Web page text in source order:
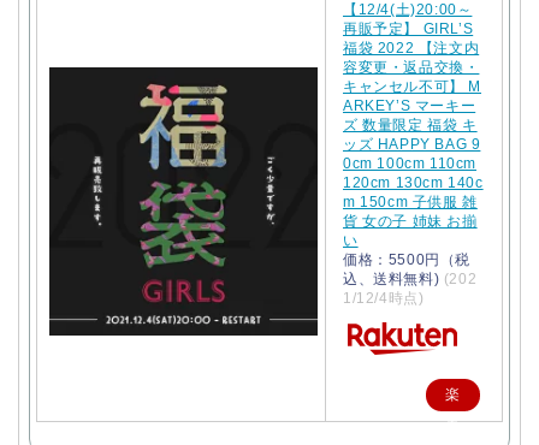
【12/4(土)20:00～
再販予定】 GIRL’S
福袋 2022 【注文内
容変更・返品交換・
キャンセル不可】 M
ARKEY’S マーキー
ズ 数量限定 福袋 キ
ッズ HAPPY BAG 9
0cm 100cm 110cm
120cm 130cm 140c
m 150cm 子供服 雑
貨 女の子 姉妹 お揃
い
価格：5500円（税
込、送料無料) (202
1/12/4時点)
楽
天